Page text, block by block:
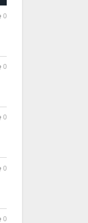
0
0
0
0
0